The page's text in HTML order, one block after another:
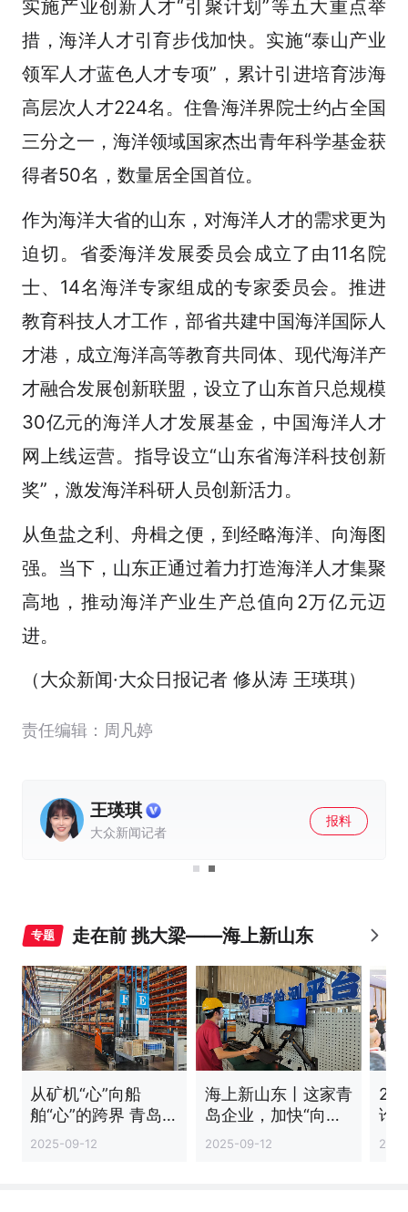
实施产业创新人才“引聚计划”等五大重点举
措，海洋人才引育步伐加快。实施“泰山产业
领军人才蓝色人才专项”，累计引进培育涉海
高层次人才224名。住鲁海洋界院士约占全国
三分之一，海洋领域国家杰出青年科学基金获
得者50名，数量居全国首位。
作为海洋大省的山东，对海洋人才的需求更为
迫切。省委海洋发展委员会成立了由11名院
士、14名海洋专家组成的专家委员会。推进
教育科技人才工作，部省共建中国海洋国际人
才港，成立海洋高等教育共同体、现代海洋产
才融合发展创新联盟，设立了山东首只总规模
30亿元的海洋人才发展基金，中国海洋人才
网上线运营。指导设立“山东省海洋科技创新
奖”，激发海洋科研人员创新活力。
从鱼盐之利、舟楫之便，到经略海洋、向海图
强。当下，山东正通过着力打造海洋人才集聚
高地，推动海洋产业生产总值向2万亿元迈
进。
（大众新闻·大众日报记者 修从涛 王瑛琪）
责任编辑：周凡婷
王瑛琪
大众新闻记者
报料
专题 走在前 挑大梁——海上新山东
从矿机“心”向船
舶“心”的跨界 青岛
中加特公司转型切入
2025-09-12
海上新山东丨这家青
岛企业，加快“向海
洋跨界”
2025-09-12
论